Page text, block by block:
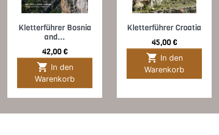
Kletterführer Bosnia
and...
Preis
42,00 €

Warenkorb
Kletterführer Croatia
Preis
45,00 €

Warenkorb